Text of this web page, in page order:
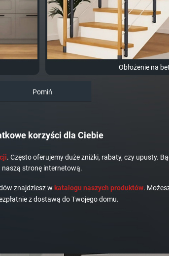
Obłożenie na
Pomiń
korzyści dla Ciebie
. Często oferujemy duże zniżki, rabaty, czy upusty.
naszą stronę internetową.
znajdziesz w katalogu naszych produktów.
z dostawą do Twojego domu.